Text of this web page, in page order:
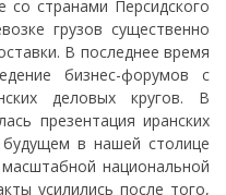
странами Персидского
грузов существенно
В последнее время
бизнес-форумов с
деловых кругов. В
презентация иранских
в нашей столице
национальной
усилились после того,